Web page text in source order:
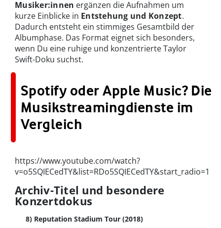
Musiker:innen ergänzen die Aufnahmen um
kurze Einblicke in Entstehung und Konzept.
Dadurch entsteht ein stimmiges Gesamtbild der
Albumphase. Das Format eignet sich besonders,
wenn Du eine ruhige und konzentrierte Taylor
Swift-Doku suchst.
Spotify oder Apple Music? Die
Musikstreamingdienste im
Vergleich
https://www.youtube.com/watch?
v=o5SQIECedTY&list=RDo5SQIECedTY&start_radio=1
Archiv-Titel und besondere
Konzertdokus
8) Reputation Stadium Tour (2018)